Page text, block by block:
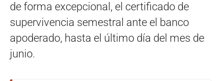
de forma excepcional, el certificado de
supervivencia semestral ante el banco
apoderado, hasta el último día del mes de
junio.